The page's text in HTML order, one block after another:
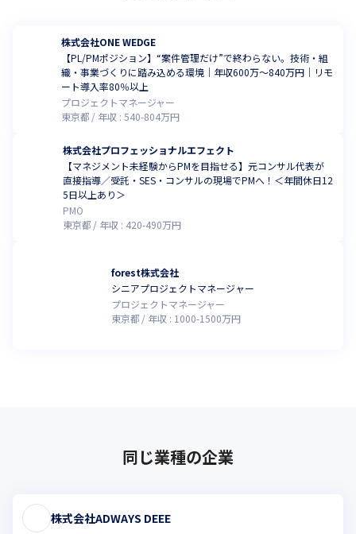
株式会社ONE WEDGE
【PL/PMポジション】“案件管理だけ”で終わらない。技術・組
織・事業づくりに踏み込める環境｜年収600万～840万円｜リモ
ート導入率80％以上
プロジェクトマネージャー
東京都
年収 : 540-804万円
株式会社プロフェッショナルエフェクト
【マネジメント未経験からPMを目指せる】元コンサル代表が
直接指導／受託・SES・コンサルの現場でPMへ！＜年間休日12
5日以上あり＞
PMO
東京都
年収 : 420-490万円
forest株式会社
シニアプロジェクトマネージャー
プロジェクトマネージャー
東京都
年収 : 1000-1500万円
同じ業種の企業
株式会社ADWAYS DEEE